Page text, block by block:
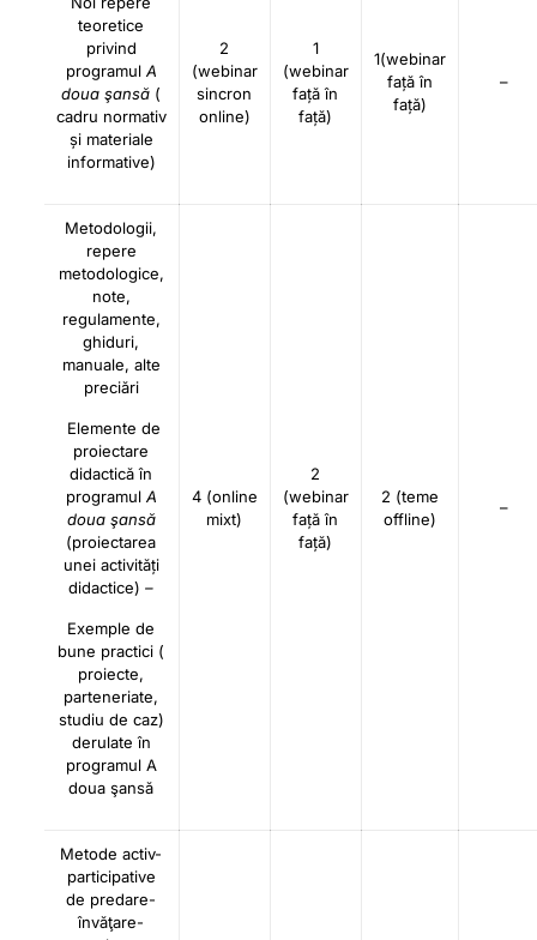
teoretice
privind
programul A
doua şansă (
cadru normativ
și materiale
informative)
2
(webinar
sincron
online)
1
(webinar
față în
față)
1(webinar
față în
față)
–
Metodologii,
repere
metodologice,
note,
regulamente,
ghiduri,
manuale, alte
preciări
Elemente de
proiectare
didactică în
programul A
doua şansă
(proiectarea
unei activități
didactice)–
Exemple de
bune practici (
proiecte,
parteneriate,
studiu de caz)
derulate în
programul A
doua şansă
4 (online
mixt)
2
(webinar
față în
față)
2 (teme
offline)
–
Metode activ-
participative
de predare-
învăţare-